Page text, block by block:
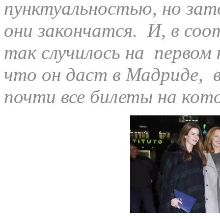
пунктуальностью, но
они закончатся. И, в
так случилось на
что он даст в Мадриде,
почти все билеты на